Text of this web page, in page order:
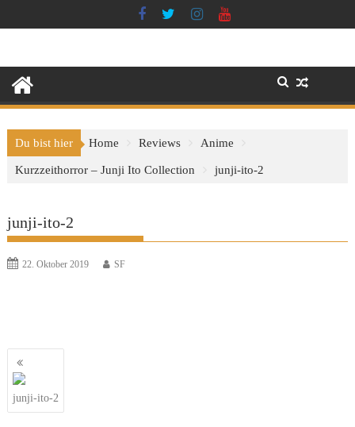
to
Du bist hier Home Reviews Anime
Kurzzeithorror – Junji Ito Collection junji-ito-2
junji-ito-2
22. Oktober 2019 SF
Beitragsnavigation
junji-ito-2